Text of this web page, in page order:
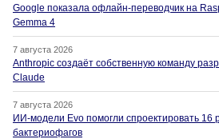
Google показала офлайн-переводчик на
Gemma 4
7 августа 2026
Anthropic создаёт собственную команду
Claude
7 августа 2026
ИИ-модели Evo помогли спроектировать 16
бактериофагов